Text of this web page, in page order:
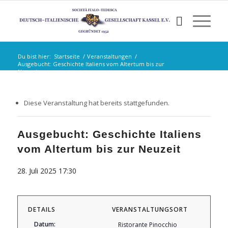
Du bist hier: Startseite / Veranstaltungen /
Ausgebucht: Geschichte Italiens vom Altertum bis zur
Neuzeit
Diese Veranstaltung hat bereits stattgefunden.
Ausgebucht: Geschichte Italiens
vom Altertum bis zur Neuzeit
28. Juli 2025 17:30
DETAILS
Datum:
VERANSTALTUNGSORT
Ristorante Pinocchio